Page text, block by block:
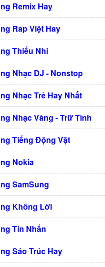
Remix Hay
Rap Việt Hay
Thiếu Nhi
Nhạc DJ - Nonstop
Nhạc Trẻ Hay Nhất
Nhạc Vàng - Trữ Tình
Tiếng Động Vật
Nokia
SamSung
Không Lời
Tin Nhắn
Sáo Trúc Hay